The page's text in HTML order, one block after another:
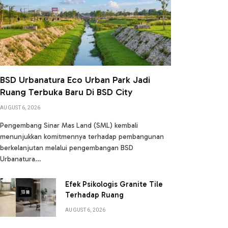
BSD Urbanatura Eco Urban Park Jadi
Ruang Terbuka Baru Di BSD City
AUGUST 6, 2026
Pengembang Sinar Mas Land (SML) kembali
menunjukkan komitmennya terhadap pembangunan
berkelanjutan melalui pengembangan BSD
Urbanatura…
Efek Psikologis Granite Tile
Terhadap Ruang
AUGUST 6, 2026